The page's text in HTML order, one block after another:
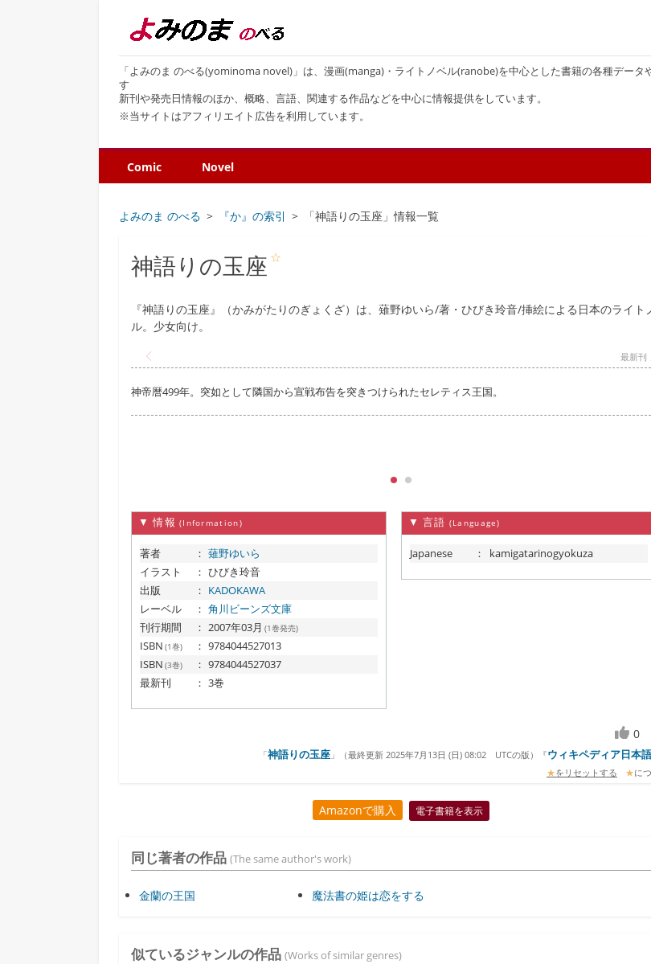
「よみのま のべる(yominoma novel)」は、漫画(manga)・ライトノベル(ranobe)を中心とした書籍の各種データ
す
新刊や発売日情報のほか、概略、言語、関連する作品などを中心に情報提供をしています。
※当サイトはアフィリエイト広告を利用しています。
Comic Novel
よみのま のべる 『か』の索引 「神語りの玉座」情報一覧
神語りの玉座 ☆
『神語りの玉座』（かみがたりのぎょくざ）は、薙野ゆいら/著・ひびき玲音/挿絵による日本のライト
ル。少女向け。
神帝暦499年。突如として隣国から宣戦布告を突きつけられたセレティス王国。
▼ 情報 (Information)
著者 ： 薙野ゆいら
イラスト
： ひびき玲音
出版
： KADOKAWA
レーベル
： 角川ビーンズ文庫
刊行期間
： 2007年03月 (1巻発売)
ISBN (1巻) ： 9784044527013
ISBN (3巻) ： 9784044527037
最新刊
： 3巻
▼ 言語 (Language)
Japanese ： kamigatarinogyokuza
0
「神語りの玉座」（最終更新 2025年7月13日 (日) 08:02UTCの版）『ウィキペディア日本
★をリセットする ★に
Amazonで購入 電子書籍を表示
同じ著者の作品 (The same author's work)
金蘭の王国 魔法書の姫は恋をする
似ているジャンルの作品 (Works of similar genres)